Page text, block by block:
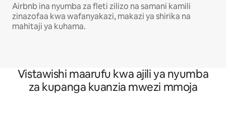
Airbnb ina nyumba za fleti zilizo na samani kamili
zinazofaa kwa wafanyakazi, makazi ya shirika na
mahitaji ya kuhama.
Vistawishi maarufu kwa ajili ya nyumba
za kupanga kuanzia mwezi mmoja